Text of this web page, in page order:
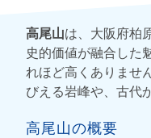
高尾山は、大阪府柏
史的価値が融合した
れほど高くありませ
びえる岩峰や、古代
高尾山の概要